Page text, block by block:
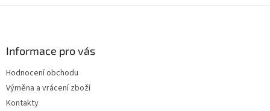
l
Informace pro vás
Hodnocení obchodu
Výměna a vrácení zboží
Kontakty